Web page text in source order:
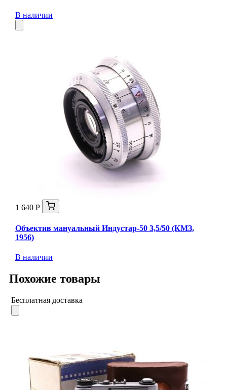
В наличии
1 640 Р
Объектив мануальный Индустар-50 3,5/50 (КМЗ,
1956)
В наличии
Похожие товары
Бесплатная доставка